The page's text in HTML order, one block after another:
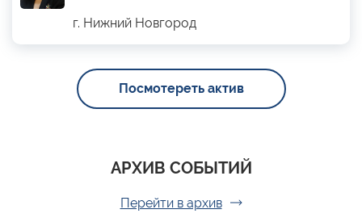
г. Нижний Новгород
Посмотереть актив
АРХИВ СОБЫТИЙ
Перейти в архив